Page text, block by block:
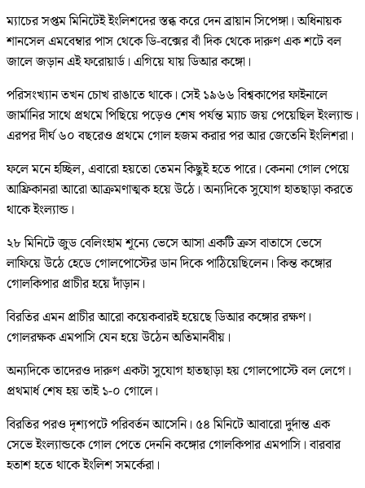
ম্যাচের সপ্তম মিনিটেই ইংলিশদের স্তব্ধ করে দেন ব্রায়ান সিপেঙ্গা। অধিনায়ক
শানসেল এমবেম্বার পাস থেকে ডি-বক্সের বাঁ দিক থেকে দারুণ এক শটে বল
জালে জড়ান এই ফরোয়ার্ড। এগিয়ে যায় ডিআর কঙ্গো।
পরিসংখ্যান তখন চোখ রাঙাতে থাকে। সেই ১৯৬৬ বিশ্বকাপের ফাইনালে
জার্মানির সাথে প্রথমে পিছিয়ে পড়েও শেষ পর্যন্ত ম্যাচ জয় পেয়েছিল ইংল্যান্ড।
এরপর দীর্ঘ ৬০ বছরেও প্রথমে গোল হজম করার পর আর জেতেনি ইংলিশরা।
ফলে মনে হচ্ছিল, এবারো হয়তো তেমন কিছুই হতে পারে। কেননা গোল পেয়ে
আফ্রিকানরা আরো আক্রমণাত্মক হয়ে উঠে। অন্যদিকে সুযোগ হাতছাড়া করতে
থাকে ইংল্যান্ড।
২৮ মিনিটে জুড বেলিংহাম শূন্যে ভেসে আসা একটি ক্রস বাতাসে ভেসে
লাফিয়ে উঠে হেডে গোলপোস্টের ডান দিকে পাঠিয়েছিলেন। কিন্ত কঙ্গোর
গোলকিপার প্রাচীর হয়ে দাঁড়ান।
বিরতির এমন প্রাচীর আরো কয়েকবারই হয়েছে ডিআর কঙ্গোর রক্ষণ।
গোলরক্ষক এমপাসি যেন হয়ে উঠেন অতিমানবীয়।
অন্যদিকে তাদেরও দারুণ একটা সুযোগ হাতছাড়া হয় গোলপোস্টে বল লেগে।
প্রথমার্ধ শেষ হয় তাই ১-০ গোলে।
বিরতির পরও দৃশ্যপটে পরিবর্তন আসেনি। ৫৪ মিনিটে আবারো দুর্দান্ত এক
সেভে ইংল্যান্ডকে গোল পেতে দেননি কঙ্গোর গোলকিপার এমপাসি। বারবার
হতাশ হতে থাকে ইংলিশ সমর্কেরা।